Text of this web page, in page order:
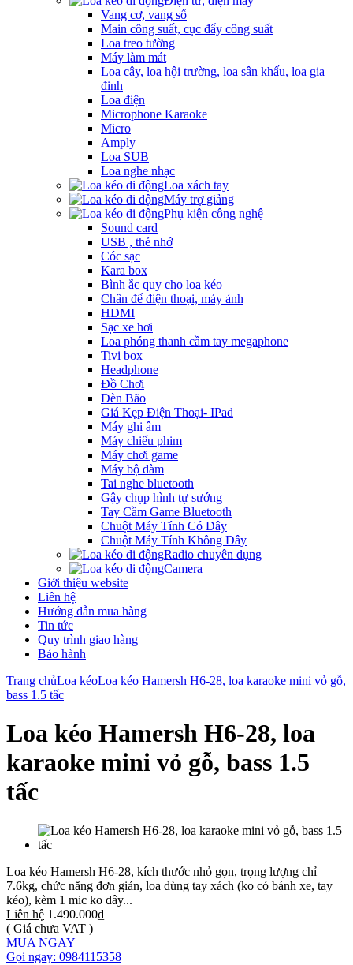
Vang cơ, vang số
Main công suất, cục đẩy công suất
Loa treo tường
Máy làm mát
Loa cây, loa hội trường, loa sân khấu, loa gia
đinh
Loa điện
Microphone Karaoke
Micro
Amply
Loa SUB
Loa nghe nhạc
Loa xách tay
Máy trợ giảng
Phụ kiện công nghệ
Sound card
USB , thẻ nhớ
Cóc sạc
Kara box
Bình ắc quy cho loa kéo
Chân để điện thoại, máy ảnh
HDMI
Sạc xe hơi
Loa phóng thanh cầm tay megaphone
Tivi box
Headphone
Đồ Chơi
Đèn Bão
Giá Kẹp Điện Thoại- IPad
Máy ghi âm
Máy chiếu phim
Máy chơi game
Máy bộ đàm
Tai nghe bluetooth
Gậy chụp hình tự sướng
Tay Cầm Game Bluetooth
Chuột Máy Tính Có Dây
Chuột Máy Tính Không Dây
Radio chuyên dụng
Camera
Giới thiệu website
Liên hệ
Hướng dẫn mua hàng
Tin tức
Quy trình giao hàng
Bảo hành
Trang chủLoa kéoLoa kéo Hamersh H6-28, loa karaoke mini vỏ gỗ,
bass 1.5 tấc
Loa kéo Hamersh H6-28, loa
karaoke mini vỏ gỗ, bass 1.5
tấc
Loa kéo Hamersh H6-28, kích thước nhỏ gọn, trọng lượng chỉ
7.6kg, chức năng đơn giản, loa dùng tay xách (ko có bánh xe, tay
kéo), kèm 1 mic ko dây...
Liên hệ 1.490.000₫
( Giá chưa VAT )
MUA NGAY
Gọi ngay: 0984115358